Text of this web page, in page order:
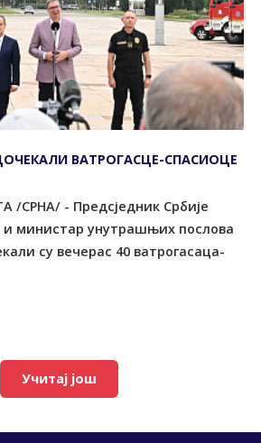
ВАТРОГАСЦЕ-СПАСИОЦЕ
/СРНА/ - Предсједник Србије
и министар унутрашњих послова
су вечерас 40 ватрогасаца-
Учитај још